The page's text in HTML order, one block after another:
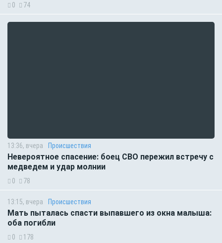
0 74
13:36, вчера Происшествия
Невероятное спасение: боец СВО пережил встречу с
медведем и удар молнии
0 78
13:15, вчера Происшествия
Мать пыталась спасти выпавшего из окна малыша:
оба погибли
0 178